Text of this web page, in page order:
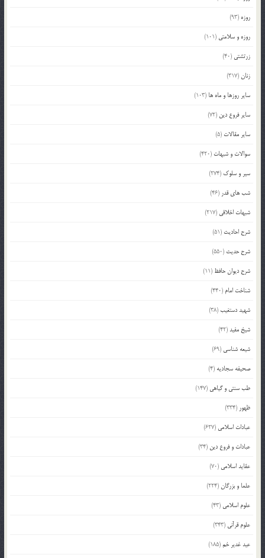
روزه (93)
روزه و سلامتی (101)
زرتشتی (40)
زنان(317)
سایر روزها و ماه ها (103)
سایر فروع دین (72)
سایر مقالات (5)
سوالات و شبهات (420)
سیر و سلوک (274)
شب های قدر (46)
شبهات اخلاقی (217)
شرح احادیث (51)
شرح حدیث (550)
شرح دیوان حافظ (11)
شناخت امام (440)
شهید دستغیب(38)
شیخ مفید(42)
شیعه شناسی (69)
صحیفه سجادیه (4)
طب سنتی و گیاهی (147)
ظهور (334)
عبادات اسلامی (627)
عبادات و فروع دین (34)
عقاید اسلامی (70)
علما و بزرگان(224)
علوم اسلامی (43)
علوم قرآنی (343)
عید غدیر خم(185)